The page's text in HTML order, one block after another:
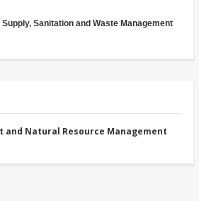
Supply, Sanitation and Waste Management
and Natural Resource Management